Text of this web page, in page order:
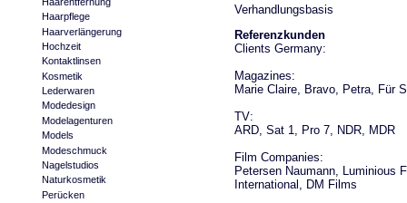
Haarpflege
Haarverlängerung
Hochzeit
Kontaktlinsen
Kosmetik
Lederwaren
Modedesign
Modelagenturen
Models
Modeschmuck
Nagelstudios
Naturkosmetik
Perücken
Verhandlungsbasis
Referenzkunden
Clients Germany:
Magazines:
Marie Claire, Bravo, Petra, Für
TV:
ARD, Sat 1, Pro 7, NDR, MDR
Film Companies:
Petersen Naumann, Luminious
International, DM Films